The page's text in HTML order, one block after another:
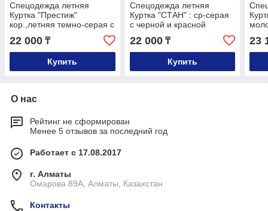
Спецодежда летняя
Куртка "Престиж"
кор.,летняя темно-серая с
оранжевым кантом
тк.Rodos
22 000 ₸
Купить
Спецодежда летняя
Куртка "СТАН" : ср-серая
с черной и красной
отделкой
22 000₸
Купить
23
О нас
Рейтинг не сформирован
Менее 5 отзывов за последний год
Работает с 17.08.2017
г. Алматы
Омарова 89А, Алматы, Казахстан
Контакты